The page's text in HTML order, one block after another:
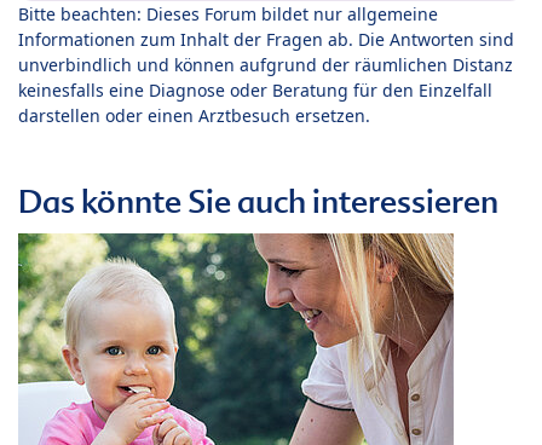
Bitte beachten: Dieses Forum bildet nur allgemeine
Informationen zum Inhalt der Fragen ab. Die Antworten sind
unverbindlich und können aufgrund der räumlichen Distanz
keinesfalls eine Diagnose oder Beratung für den Einzelfall
darstellen oder einen Arztbesuch ersetzen.
Das könnte Sie auch interessieren